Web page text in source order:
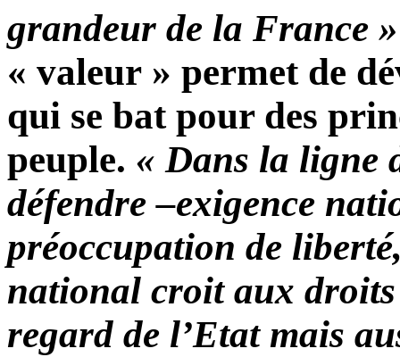
grandeur de la France »
« valeur » permet de
qui se bat pour des
peuple. « Dans la ligne
défendre –exigence
préoccupation de
national croit aux
regard de l’Etat mais